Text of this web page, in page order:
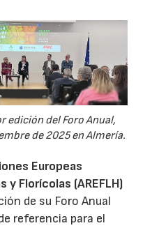
edición del Foro Anual,
de 2025 en Almería.
Europeas
Florícolas (AREFLH)
de su Foro Anual
referencia para el